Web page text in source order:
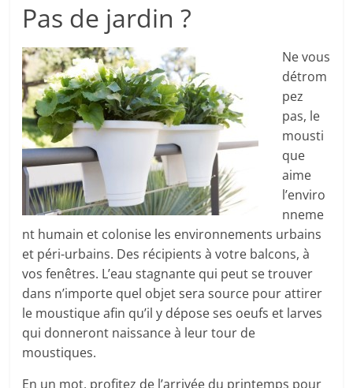
Pas de jardin ?
Ne vous
détrom
pez
pas, le
mousti
que
aime
l’enviro
nneme
nt humain et colonise les environnements urbains
et péri-urbains. Des récipients à votre balcons, à
vos fenêtres. L’eau stagnante qui peut se trouver
dans n’importe quel objet sera source pour attirer
le moustique afin qu’il y dépose ses oeufs et larves
qui donneront naissance à leur tour de
moustiques.
En un mot, profitez de l’arrivée du printemps pour